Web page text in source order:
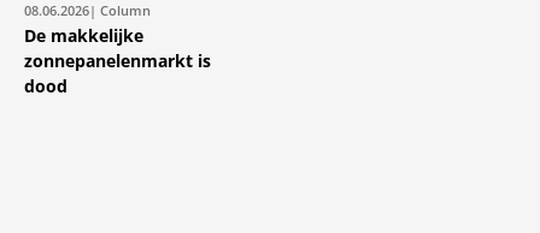
08.06.2026| Column
De makkelijke
zonnepanelenmarkt is
dood